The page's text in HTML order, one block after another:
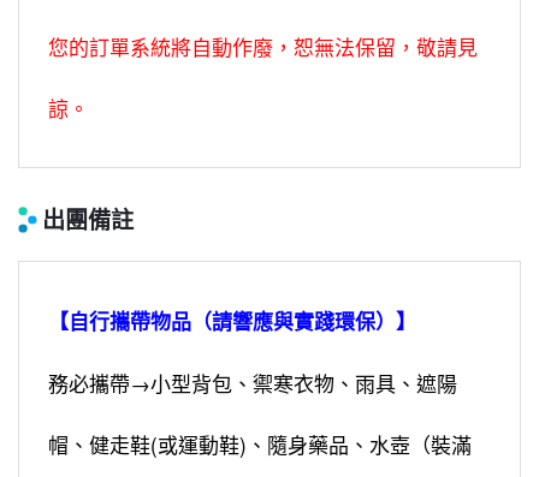
您的訂單系統將自動作廢，恕無法保留，敬請見
諒。
出團備註
【自行攜帶物品（請響應與實踐環保）】
務必攜帶→小型背包、禦寒衣物、雨具、遮陽
帽、健走鞋(或運動鞋)、隨身藥品、水壺（裝滿